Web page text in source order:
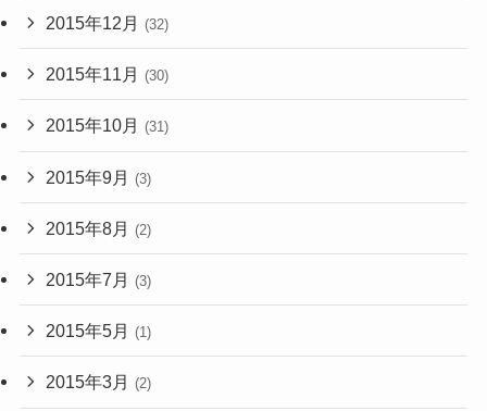
2015年12月 (32)
2015年11月 (30)
2015年10月 (31)
2015年9月 (3)
2015年8月 (2)
2015年7月 (3)
2015年5月 (1)
2015年3月 (2)